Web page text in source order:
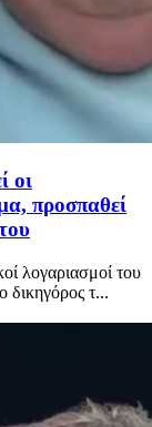
οι
προσπαθεί
λογαριασμοί του
τ...